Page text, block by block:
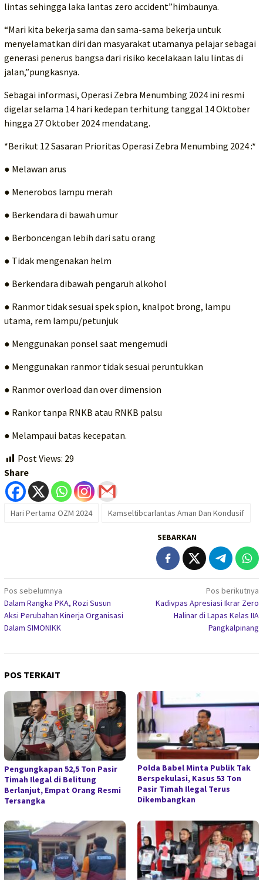
lintas sehingga laka lantas zero accident”himbaunya.
“Mari kita bekerja sama dan sama-sama bekerja untuk
menyelamatkan diri dan masyarakat utamanya pelajar sebagai
generasi penerus bangsa dari risiko kecelakaan lalu lintas di
jalan,”pungkasnya.
Sebagai informasi, Operasi Zebra Menumbing 2024 ini resmi
digelar selama 14 hari kedepan terhitung tanggal 14 Oktober
hingga 27 Oktober 2024 mendatang.
*Berikut 12 Sasaran Prioritas Operasi Zebra Menumbing 2024 :*
● Melawan arus
● Menerobos lampu merah
● Berkendara di bawah umur
● Berboncengan lebih dari satu orang
● Tidak mengenakan helm
● Berkendara dibawah pengaruh alkohol
● Ranmor tidak sesuai spek spion, knalpot brong, lampu
utama, rem lampu/petunjuk
● Menggunakan ponsel saat mengemudi
● Menggunakan ranmor tidak sesuai peruntukkan
● Ranmor overload dan over dimension
● Rankor tanpa RNKB atau RNKB palsu
● Melampaui batas kecepatan.
Post Views: 29
Share
Hari Pertama OZM 2024 Kamseltibcarlantas Aman Dan Kondusif
SEBARKAN
Navigasi
pos
Pos sebelumnya
Dalam Rangka PKA, Rozi Susun
Aksi Perubahan Kinerja Organisasi
Dalam SIMONIKK
Pos berikutnya
Kadivpas Apresiasi Ikrar Zero
Halinar di Lapas Kelas IIA
Pangkalpinang
POS TERKAIT
Pengungkapan 52,5 Ton Pasir
Timah Ilegal di Belitung
Berlanjut, Empat Orang Resmi
Tersangka
Polda Babel Minta Publik Tak
Berspekulasi, Kasus 53 Ton
Pasir Timah Ilegal Terus
Dikembangkan